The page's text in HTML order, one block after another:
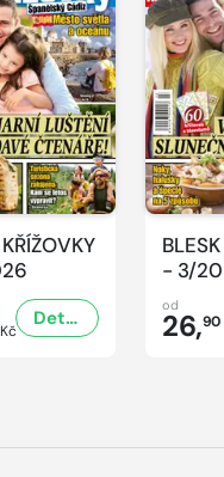
Detail
- 3/
od
26,90